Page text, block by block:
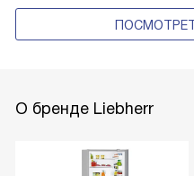
О бренде Liebherr